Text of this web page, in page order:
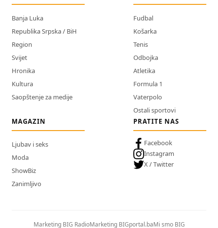
Banja Luka
Republika Srpska / BiH
Region
Svijet
Hronika
Kultura
Saopštenje za medije
Fudbal
Košarka
Tenis
Odbojka
Atletika
Formula 1
Vaterpolo
Ostali sportovi
MAGAZIN
Ljubav i seks
Moda
ShowBiz
Zanimljivo
PRATITE NAS
Facebook
Instagram
X / Twitter
Marketing BIG RadioMarketing BIGportal.baMi smo BIG